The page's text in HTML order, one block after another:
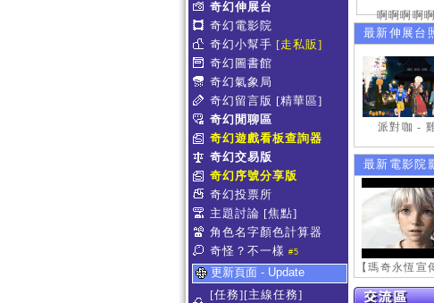
奇幻伸展台
奇幻電影院
奇幻小幫手 [走私販]
奇幻圖書館
奇幻氣象局
奇幻留言版 [精華區]
奇幻閒聊區
奇幻遊戲看板查詢器
奇幻交易版
奇幻序號分享版
奇幻投票所
主題討論 [焦點]
角色名字顏色計算器
奇怪？不一樣 #5
更新頁面 - Update
[任務][主線任務]
啊啊啊啊
最新伸展台
派對咖 -
最新電影院